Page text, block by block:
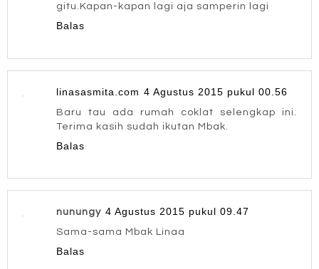
gitu.Kapan-kapan lagi aja samperin lagi
Balas
linasasmita.com 4 Agustus 2015 pukul 00.56
Baru tau ada rumah coklat selengkap ini.
Terima kasih sudah ikutan Mbak.
Balas
nunungy 4 Agustus 2015 pukul 09.47
Sama-sama Mbak Linaa
Balas